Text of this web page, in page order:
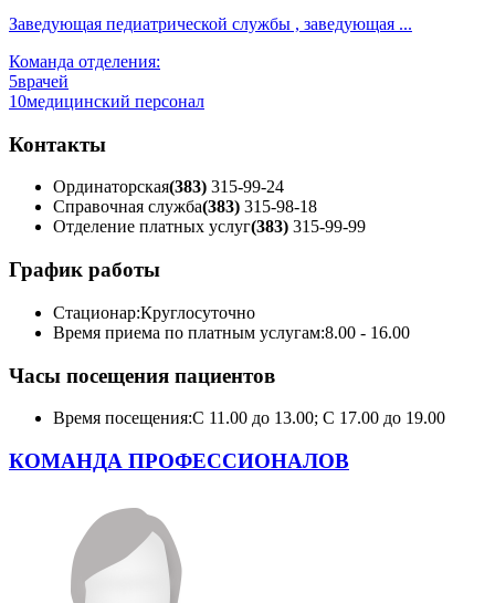
Заведующая педиатрической службы , заведующая ...
Команда отделения:
5врачей
10медицинский персонал
Контакты
Ординаторская(383) 315-99-24
Справочная служба(383) 315-98-18
Отделение платных услуг(383) 315-99-99
График работы
Стационар:Круглосуточно
Время приема по платным услугам:8.00 - 16.00
Часы посещения пациентов
Время посещения:С 11.00 до 13.00; С 17.00 до 19.00
КОМАНДА ПРОФЕССИОНАЛОВ